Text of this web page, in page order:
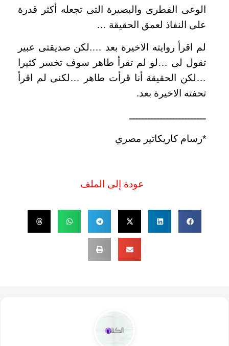
الوعى الفطرى والبصيرة التى تجعله أكثر قدرة
على النفاذ لعمق الحقيقة …
لم اقرأ روايته الاخيرة بعد ….لكن صديقتى عبير
تقول لى …لو لم تقرأ طاهر سوف تخسر كثيرا
…لكن الحقيقة أنا قرأت طاهر …لكنى لم اقرأ
تحفته الاخيرة بعد.
ـــــــــــــــــــــــــ
*رسام كاريكاتير مصري
عودة إلى الملف